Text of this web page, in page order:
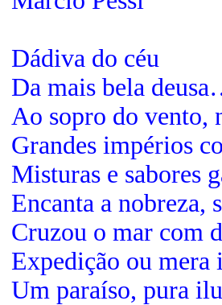
Dádiva do céu
Da mais bela
Ao sopro do vento,
Grandes impérios
Misturas e sabores
Encanta a nobreza,
Cruzou o mar com
Expedição ou mera
Um paraíso, pura